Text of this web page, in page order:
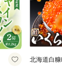
北海道白